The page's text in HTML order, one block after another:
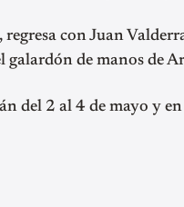
con Juan
de manos de
del 2 al 4 de mayo y